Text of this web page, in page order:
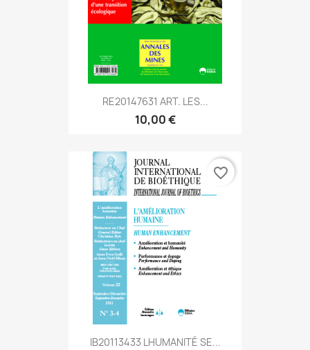
RE20147631 ART. LES...
10,00 €
IB20113433 LHUMANITÉ SE...
favorite_border